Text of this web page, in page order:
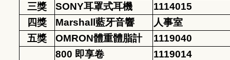
三獎
SONY耳罩式耳機
1114015
四獎
Marshall藍牙音響
人事室
五獎
OMRON體重體脂計 1119040
800 即享卷
1119014